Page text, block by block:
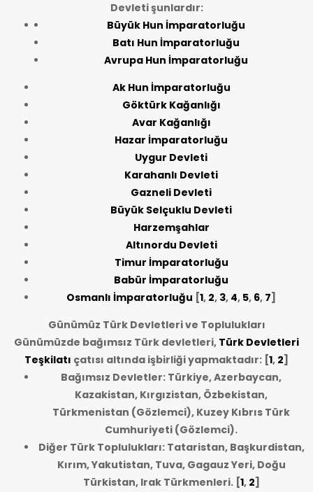
Devleti şunlardır:
Büyük Hun İmparatorluğu
Batı Hun İmparatorluğu
Avrupa Hun İmparatorluğu
Ak Hun İmparatorluğu
Göktürk Kağanlığı
Avar Kağanlığı
Hazar İmparatorluğu
Uygur Devleti
Karahanlı Devleti
Gazneli Devleti
Büyük Selçuklu Devleti
Harzemşahlar
Altınordu Devleti
Timur İmparatorluğu
Babür İmparatorluğu
Osmanlı İmparatorluğu [1, 2, 3, 4, 5, 6, 7]
Günümüz Türk Devletleri ve Toplulukları
Günümüzde bağımsız Türk devletleri, Türk Devletleri
Teşkilatı çatısı altında işbirliği yapmaktadır: [1, 2]
Bağımsız Devletler: Türkiye, Azerbaycan,
Kazakistan, Kırgızistan, Özbekistan,
Türkmenistan (Gözlemci), Kuzey Kıbrıs Türk
Cumhuriyeti (Gözlemci).
Diğer Türk Toplulukları: Tataristan, Başkurdistan,
Kırım, Yakutistan, Tuva, Gagauz Yeri, Doğu
Türkistan, Irak Türkmenleri.[1, 2]